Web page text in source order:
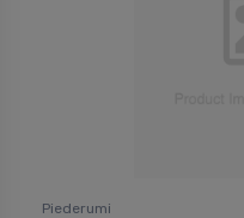
Piederumi